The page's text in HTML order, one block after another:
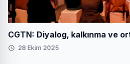
CGTN: Diyalog, kalkınma ve
28 Ekim 2025